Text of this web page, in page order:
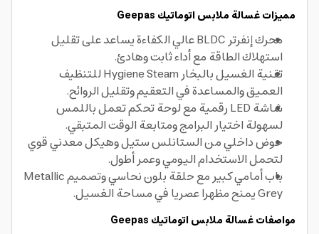
مميزات غسالة ملابس اتوماتيك Geepas
محرك إنفرتر BLDC عالي الكفاءة يساعد على تقليل
استهلاك الطاقة مع أداء ثابت وهادئ.
تقنية الغسيل بالبخار Hygiene Steam للتنظيف
العميق والمساعدة في التعقيم وتقليل الروائح.
شاشة LED رقمية مع لوحة تحكم تعمل باللمس
لسهولة اختيار البرامج ومتابعة الوقت المتبقي.
حوض داخلي من الستانلس ستيل وهيكل معدني قوي
لتحمل الاستخدام اليومي وعمر أطول.
باب أمامي كبير مع حلقة بلون نحاسي وتصميم Metallic
Grey يمنح مظهرا عصريا في مساحة الغسيل.
مواصفات غسالة ملابس اتوماتيك Geepas